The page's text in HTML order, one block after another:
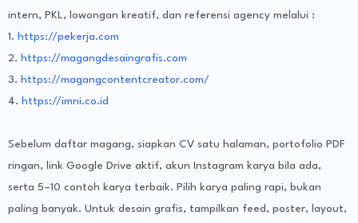
intern, PKL, lowongan kreatif, dan referensi agency melalui :
1. https://pekerja.com
2. https://magangdesaingrafis.com
3. https://magangcontentcreator.com/
4. https://imni.co.id
Sebelum daftar magang, siapkan CV satu halaman, portofolio PDF
ringan, link Google Drive aktif, akun Instagram karya bila ada,
serta 5–10 contoh karya terbaik. Pilih karya paling rapi, bukan
paling banyak. Untuk desain grafis, tampilkan feed, poster, layout,